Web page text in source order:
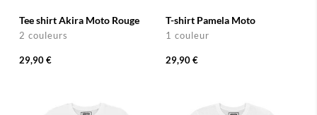
Tee shirt Akira Moto Rouge
2 couleurs
29,90 €
T-shirt Pamela Moto
1 couleur
29,90 €